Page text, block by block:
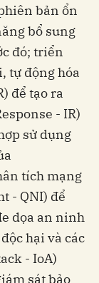
bản ổn
bổ sung
đó; triển
tự động hóa
để tạo ra
- IR)
sử dụng
tích mạng
- QNI) để
dọa an ninh
hại và các
- IoA)
sát bảo